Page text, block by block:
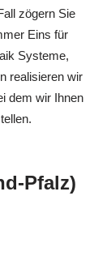
in
der Suche nach
zögern Sie
Eins für
Systeme,
realisieren wir